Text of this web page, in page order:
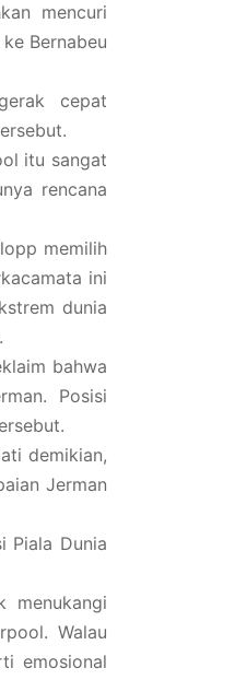
mencuri
Bernabeu
cepat
itu sangat
rencana
memilih
ini
dunia
bahwa
Posisi
demikian,
Jerman
Piala Dunia
menukangi
Walau
emosional